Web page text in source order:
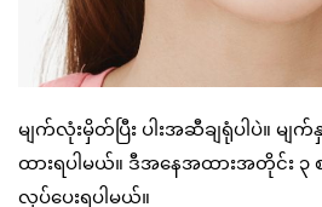
မျက်လုံးမှိတ်ပြီး ပါးအဆီချရုံပါပဲ။ မျ
ထားရပါမယ်။ ဒီအနေအထားအတိုင်း ၃ စ
လုပ်ပေးရပါမယ်။